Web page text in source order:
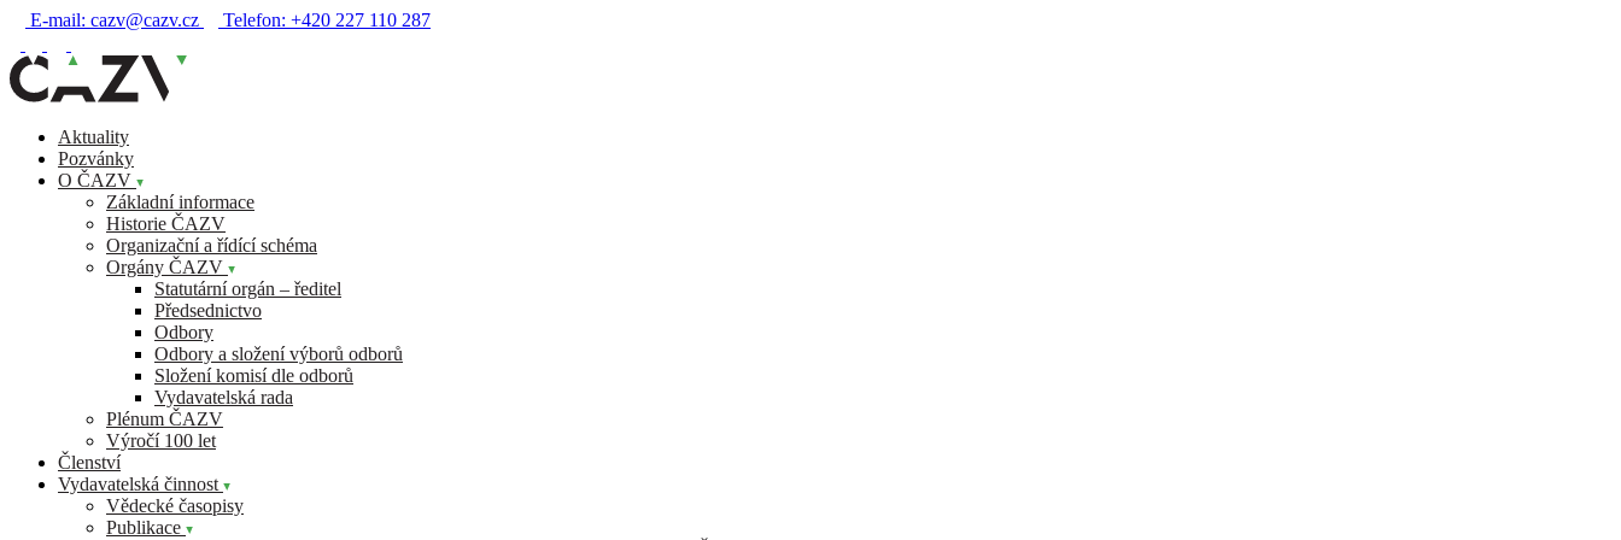
E-mail: cazv@cazv.cz Telefon: +420 227 110 287
Aktuality
Pozvánky
O ČAZV
Základní informace
Historie ČAZV
Organizační a řídící schéma
Orgány ČAZV
Statutární orgán – ředitel
Předsednictvo
Odbory
Odbory a složení výborů odborů
Složení komisí dle odborů
Vydavatelská rada
Plénum ČAZV
Výročí 100 let
Členství
Vydavatelská činnost
Vědecké časopisy
Publikace